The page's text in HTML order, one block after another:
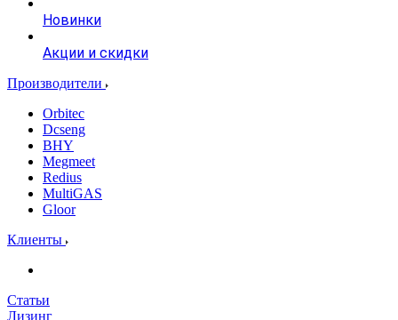
Новинки
Акции и скидки
Производители
Orbitec
Dcseng
BHY
Megmeet
Redius
MultiGAS
Gloor
Клиенты
Статьи
Лизинг